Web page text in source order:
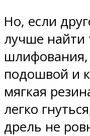
Но, если
лучше найти
подошвой и
мягкая
легко
дрель не